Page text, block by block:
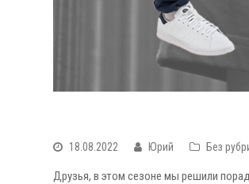
18.08.2022 Юрий Без
Друзья, в этом сезоне мы решили